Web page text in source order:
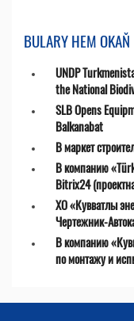
BULARY HEM OKAŇ
UNDP
the National
SLB Opens
Balkanabat
В маркет
В компанию
Bitrix24
ХО «Кувватлы
Чертежник-
В компанию
по монтажу и